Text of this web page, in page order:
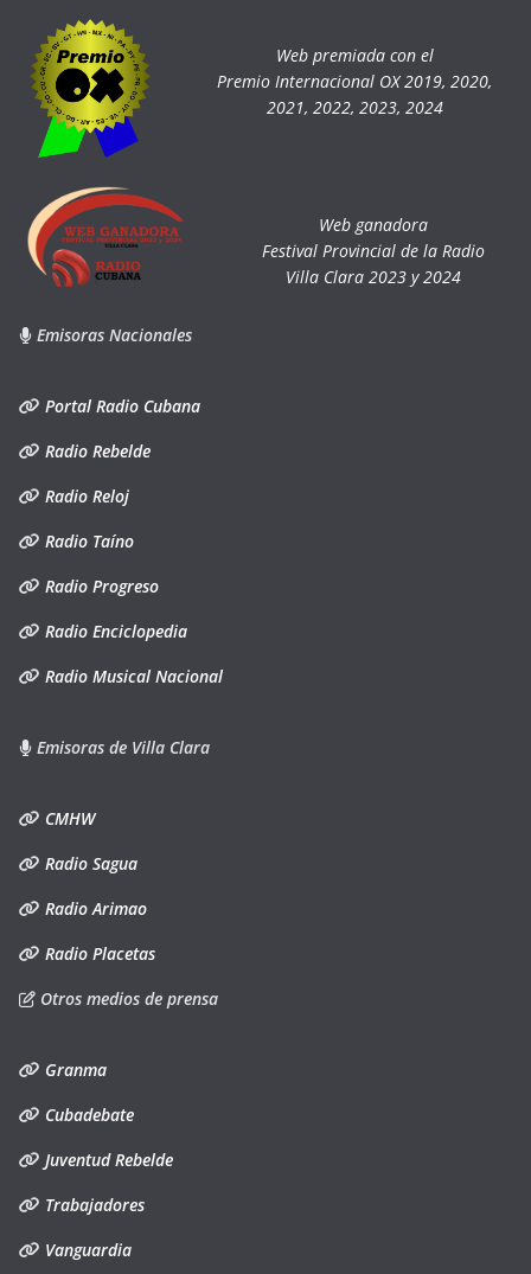
Web premiada con el
Premio Internacional OX 2019, 2020,
2021, 2022, 2023, 2024
Web ganadora
Festival Provincial de la Radio
Villa Clara 2023 y 2024
Emisoras Nacionales
Portal Radio Cubana
Radio Rebelde
Radio Reloj
Radio Taíno
Radio Progreso
Radio Enciclopedia
Radio Musical Nacional
Emisoras de Villa Clara
CMHW
Radio Sagua
Radio Arimao
Radio Placetas
Otros medios de prensa
Granma
Cubadebate
Juventud Rebelde
Trabajadores
Vanguardia